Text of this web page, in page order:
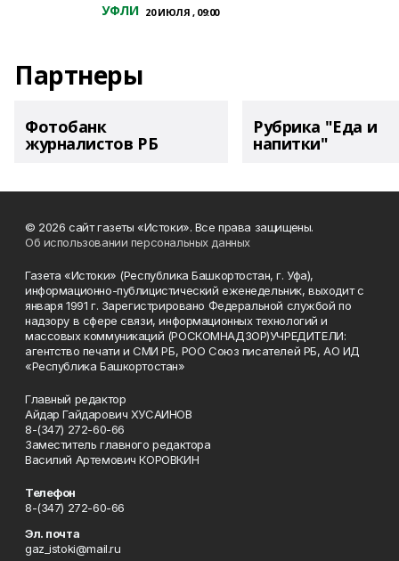
УФЛИ 20 ИЮЛЯ , 09:00
Партнеры
Фотобанк
журналистов РБ
Рубрика "Еда и
напитки"
© 2026 сайт газеты «Истоки». Все права защищены.
Об использовании персональных данных
Газета «Истоки» (Республика Башкортостан, г. Уфа),
информационно-публицистический еженедельник, выходит с
января 1991 г. Зарегистрировано Федеральной службой по
надзору в сфере связи, информационных технологий и
массовых коммуникаций (РОСКОМНАДЗОР)УЧРЕДИТЕЛИ:
агентство печати и СМИ РБ, РОО Союз писателей РБ, АО ИД
«Республика Башкортостан»
Главный редактор
Айдар Гайдарович ХУСАИНОВ
8-(347) 272-60-66
Заместитель главного редактора
Василий Артемович КОРОВКИН
Телефон
8-(347) 272-60-66
Эл. почта
gaz_istoki@mail.ru